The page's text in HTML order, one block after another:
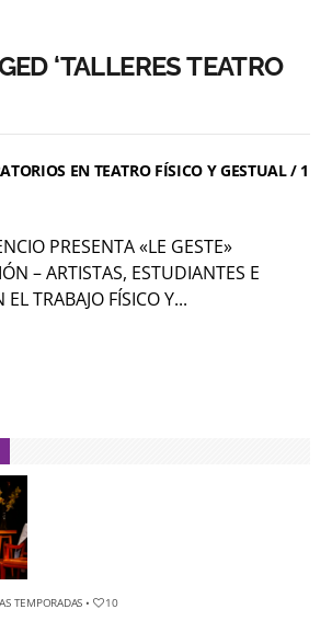
‘TALLERES TEATRO
EN TEATRO FÍSICO Y GESTUAL / 1
PRESENTA «LE GESTE»
– ARTISTAS, ESTUDIANTES E
TRABAJO FÍSICO Y...
TEMPORADAS • 10